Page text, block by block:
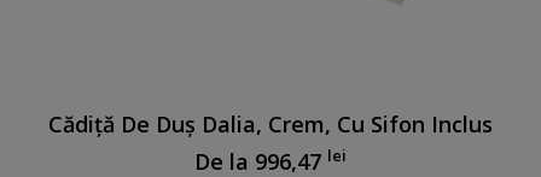
Cădiță De Duș Dalia, Crem, Cu Sifon Inclus
De la 996,47 lei